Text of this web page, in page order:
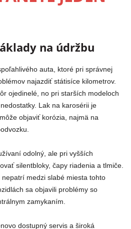
na údržbu
auta, ktoré pri správnej
najazdiť státisíce kilometrov.
ojedinelé, no pri starších modeloch
Lak na karosérii je
objaviť korózia, najmä na
odolný, ale pri vyšších
silentbloky, čapy riadenia a tlmiče.
medzi slabé miesta tohto
sa objavili problémy so
zamykaním.
dostupný servis a široká